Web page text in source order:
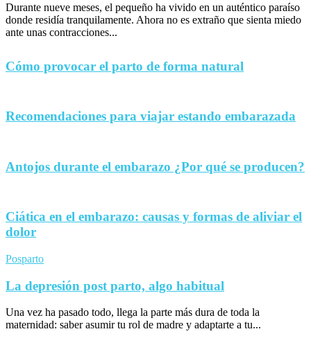
Durante nueve meses, el pequeño ha vivido en un auténtico paraíso
donde residía tranquilamente. Ahora no es extraño que sienta miedo
ante unas contracciones...
Cómo provocar el parto de forma natural
Recomendaciones para viajar estando embarazada
Antojos durante el embarazo ¿Por qué se producen?
Ciática en el embarazo: causas y formas de aliviar el
dolor
Posparto
La depresión post parto, algo habitual
Una vez ha pasado todo, llega la parte más dura de toda la
maternidad: saber asumir tu rol de madre y adaptarte a tu...